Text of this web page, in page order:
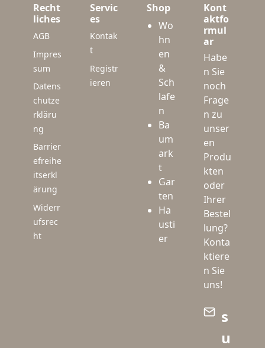
Recht
liches
AGB
Impres
sum
Datens
chutze
rkläru
ng
Barrier
efreihe
itserkl
ärung
Widerr
ufsrec
ht
Servic
es
Kontak
t
Registr
ieren
Shop
Wo
hn
en
&
Sch
lafe
n
Ba
um
ark
t
Gar
ten
Ha
usti
er
Kont
aktfo
rmul
ar
Habe
n Sie
noch
Frage
n zu
unser
en
Produ
kten
oder
Ihrer
Bestel
lung?
Konta
ktiere
n Sie
uns!
s
u